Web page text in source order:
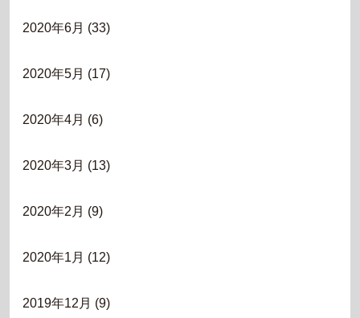
2020年6月 (33)
2020年5月 (17)
2020年4月 (6)
2020年3月 (13)
2020年2月 (9)
2020年1月 (12)
2019年12月 (9)